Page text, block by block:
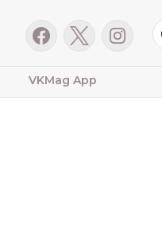
VKMag App